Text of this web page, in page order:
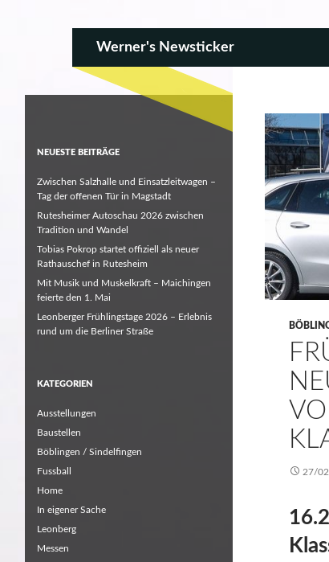
Werner's Newsticker
27/
NEUESTE BEITRÄGE
Zwischen Salzhalle und Einsatzleitwagen –
Tag der offenen Tür in Magstadt
Rutesheimer Autoschau 2026 zwischen
Tradition und Wandel
Tobias Pokrop startet offiziell als neuer
Rathauschef in Rutesheim
Mit Musik und Muskelkraft – Maichingen
feierte den 1. Mai
Leonberger Frühlingstage 2026 – Erlebnis
rund um die Berliner Straße
KATEGORIEN
Ausstellungen
Baustellen
Böblingen / Sindelfingen
Fussball
Home
In eigener Sache
Leonberg
Messen